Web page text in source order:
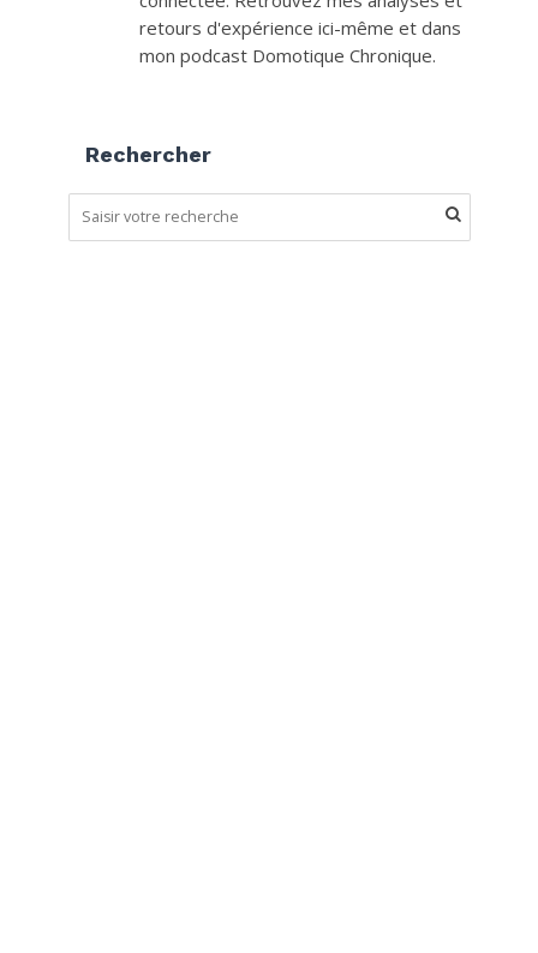
retours d'expérience ici-même et dans
mon podcast Domotique Chronique.
Rechercher